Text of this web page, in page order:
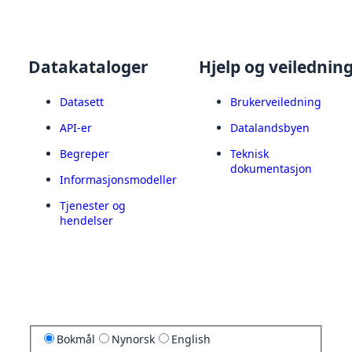
Datakataloger
Datasett
API-er
Begreper
Informasjonsmodeller
Tjenester og
hendelser
Hjelp og
Brukerveiledning
Datalandsbyen
Teknisk
dokumentasjon
Bokmål Nynorsk English